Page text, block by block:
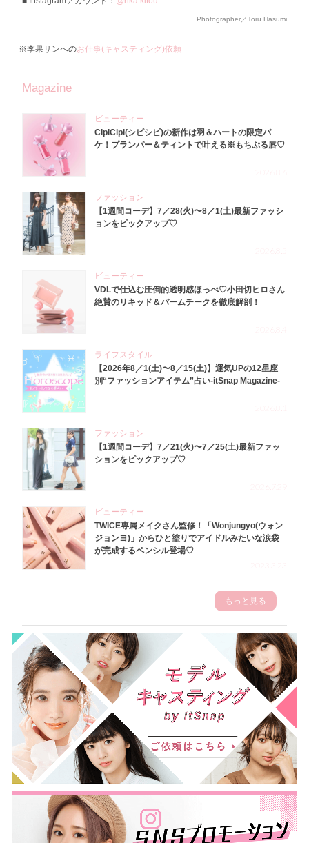
Photographer／Toru Hasumi
※李果サンへのお仕事(キャスティング)依頼
Magazine
ビューティー
CipiCipi(シピシピ)の新作は羽＆ハートの限定パ
ケ！プランパー＆ティントで叶える※もちぷる唇♡
ファッション
【1週間コーデ】7／28(火)〜8／1(土)最新ファッシ
ョンをピックアップ♡
ビューティー
VDLで仕込む圧倒的透明感ほっぺ♡小田切ヒロさん
絶賛のリキッド＆バームチークを徹底解剖！
ライフスタイル
【2026年8／1(土)〜8／15(土)】運気UPの12星座
別“ファッションアイテム”占い-itSnap Magazine-
ファッション
【1週間コーデ】7／21(火)〜7／25(土)最新ファッ
ションをピックアップ♡
ビューティー
TWICE専属メイクさん監修！「Wonjungyo(ウォン
ジョンヨ)」からひと塗りでアイドルみたいな涙袋
が完成するペンシル登場♡
もっと見る